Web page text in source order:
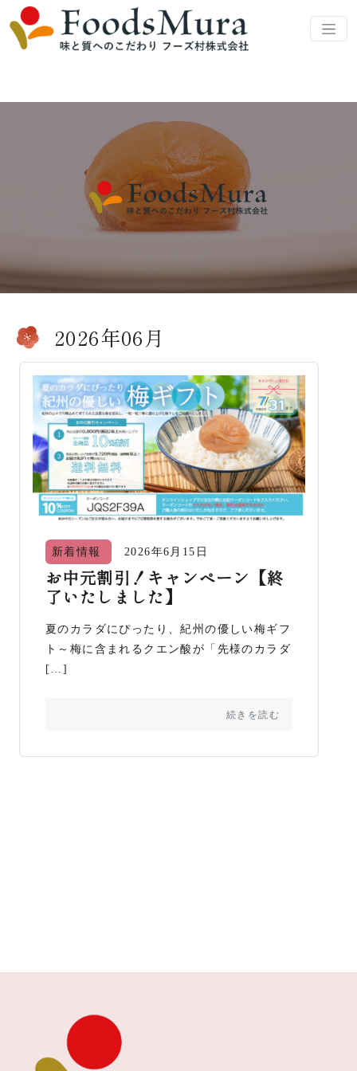
2026年06月
新着情報 2026年6月15日
お中元割引！キャンペーン【終
了いたしました】
夏のカラダにぴったり、紀州の優しい梅ギフ
ト～梅に含まれるクエン酸が「先様のカラダ
[…]
続きを読む